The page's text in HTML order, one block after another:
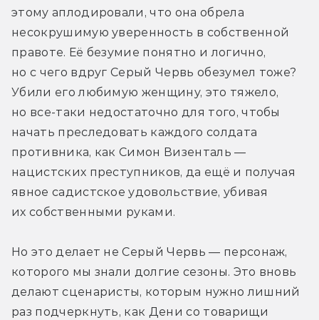
этому аплодировали, что она обрела
несокрушимую уверенность в собственной
правоте. Её безумие понятно и логично,
но с чего вдруг Серый Червь обезумел тоже?
Убили его любимую женщину, это тяжело,
но все-таки недостаточно для того, чтобы
начать преследовать каждого солдата
противника, как Симон Визенталь —
нацистских преступников, да ещё и получая
явное садистское удовольствие, убивая
их собственными руками.
Но это делает не Серый Червь — персонаж,
которого мы знали долгие сезоны. Это вновь
делают сценаристы, которым нужно лишний
раз подчеркнуть, как Дени со товарищи